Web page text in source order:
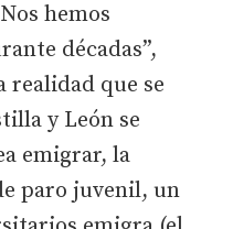
hemos
décadas”,
realidad que se
y León se
emigrar, la
paro juvenil, un